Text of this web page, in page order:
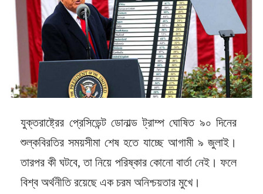
যুক্তরাষ্ট্রের প্রেসিডেন্ট ডোনাল্ড ট্রাম্প ঘোষিত ৯০ দিনের
শুল্কবিরতির সময়সীমা শেষ হতে যাচ্ছে আগামী ৯ জুলাই।
তারপর কী ঘটবে, তা নিয়ে পরিষ্কার কোনো বার্তা নেই। ফলে
বিশ্ব অর্থনীতি রয়েছে এক চরম অনিশ্চয়তার মুখে।